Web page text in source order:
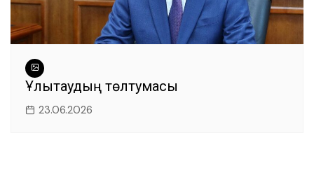
Ұлытаудың төлтумасы
23.06.2026